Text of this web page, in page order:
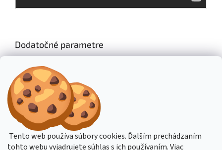
Tento web používa súbory cookies. Ďalším prechádzaním
tohto webu vyjadrujete súhlas s ich používaním. Viac
Dodatočné parametre
Hmotnosť
41 kg
EAN : 4047424000281
Stavba stroje CZ